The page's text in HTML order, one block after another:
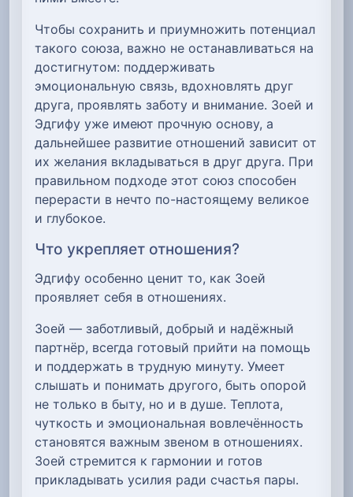
Чтобы сохранить и приумножить потенциал
такого союза, важно не останавливаться на
достигнутом: поддерживать
эмоциональную связь, вдохновлять друг
друга, проявлять заботу и внимание. Зоей и
Эдгифу уже имеют прочную основу, а
дальнейшее развитие отношений зависит от
их желания вкладываться в друг друга. При
правильном подходе этот союз способен
перерасти в нечто по-настоящему великое
и глубокое.
Что укрепляет отношения?
Эдгифу особенно ценит то, как Зоей
проявляет себя в отношениях.
Зоей — заботливый, добрый и надёжный
партнёр, всегда готовый прийти на помощь
и поддержать в трудную минуту. Умеет
слышать и понимать другого, быть опорой
не только в быту, но и в душе. Теплота,
чуткость и эмоциональная вовлечённость
становятся важным звеном в отношениях.
Зоей стремится к гармонии и готов
прикладывать усилия ради счастья пары.